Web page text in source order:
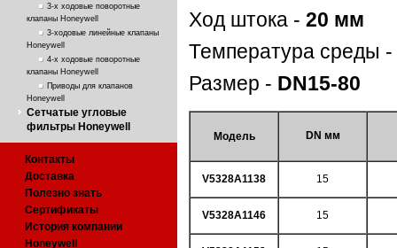
3-х ходовые поворотные
клапаны Honeywell
3-ходовые линейные клапаны
Honeywell
4-х ходовые поворотные
клапаны Honeywell
Приводы для клапанов
Honeywell
Сетчатые угловые
фильтры Honeywell
Контакты
Доставка
Полезно знать
Сертификаты
История компании
Honeywell
Ход штока - 20 мм
Температура среды -
Размер - DN15-80
Модель DN мм
V5328A1138 15
V5328A1146 15